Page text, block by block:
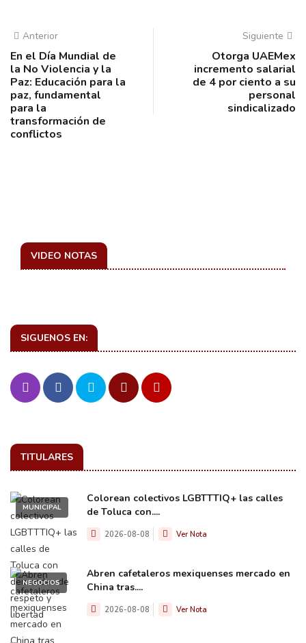
Anterior
En el Día Mundial de
la No Violencia y la
Paz: Educación para la
paz, fundamental
para la
transformación de
conflictos
Siguiente
Otorga UAEMex
incremento salarial
de 4 por ciento a su
personal
sindicalizado
VIDEO NOTAS
SIGUENOS EN:
TITULARES
MUNICIPAL
Colorean colectivos LGBTTTIQ+ las calles
de Toluca con....
2026-08-08 Ver Nota
NEGOCIOS
Abren cafetaleros mexiquenses mercado en
China tras....
2026-08-08 Ver Nota